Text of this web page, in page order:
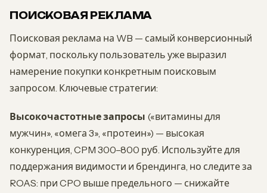
ПОИСКОВАЯ РЕКЛАМА
Поисковая реклама на WB — самый конверсионный
формат, поскольку пользователь уже выразил
намерение покупки конкретным поисковым
запросом. Ключевые стратегии:
Высокочастотные запросы («витамины для
мужчин», «омега 3», «протеин») — высокая
конкуренция, CPM 300–800 руб. Используйте для
поддержания видимости и брендинга, но следите за
ROAS: при CPO выше предельного — снижайте